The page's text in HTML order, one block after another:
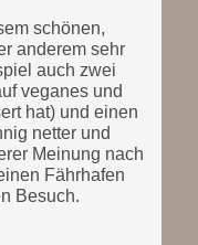
schönen,
anderem sehr
auch zwei
veganes und
hat) und einen
netter und
Meinung nach
Fährhafen
Besuch.